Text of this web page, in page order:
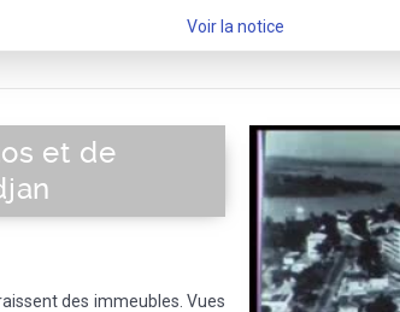
Voir la notice
et de
des immeubles. Vues